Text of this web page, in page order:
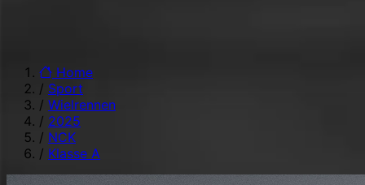
Home
/ Sport
/ Wielrennen
/ 2025
/ NCK
/ Klasse A